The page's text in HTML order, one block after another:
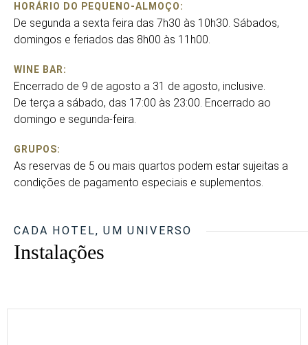
HORÁRIO DO PEQUENO-ALMOÇO:
De segunda a sexta feira das 7h30 às 10h30. Sábados,
domingos e feriados das 8h00 às 11h00.
WINE BAR:
Encerrado de 9 de agosto a 31 de agosto, inclusive.
De terça a sábado, das 17:00 às 23:00. Encerrado ao
domingo e segunda-feira.
GRUPOS:
As reservas de 5 ou mais quartos podem estar sujeitas a
condições de pagamento especiais e suplementos.
CADA HOTEL, UM UNIVERSO
Instalações